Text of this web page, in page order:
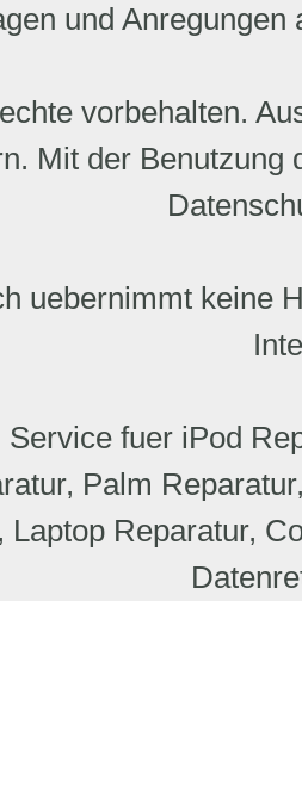
und Anregungen
vorbehalten.
Mit der Benutzung
uebernimmt keine
Service fuer iPod
Palm
Laptop Reparatur,